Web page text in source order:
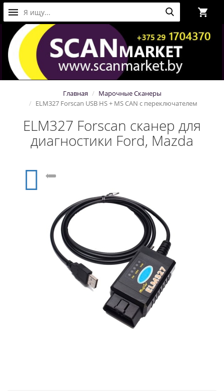
Главная
Марочные Сканеры
ELM327 Forscan USB HS + MS CAN с переключателем
ELM327 Forscan сканер для
диагностики Ford, Mazda